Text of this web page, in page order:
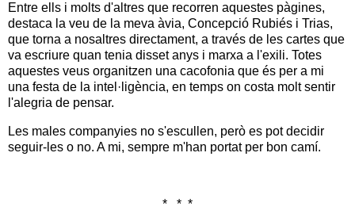
Entre ells i molts d'altres que recorren aquestes pàgines,
destaca la veu de la meva àvia, Concepció Rubiés i Trias,
que torna a nosaltres directament, a través de les cartes que
va escriure quan tenia disset anys i marxa a l'exili. Totes
aquestes veus organitzen una cacofonia que és per a mi
una festa de la intel·ligència, en temps on costa molt sentir
l'alegria de pensar.
Les males companyies no s'escullen, però es pot decidir
seguir-les o no. A mi, sempre m'han portat per bon camí.
* * *